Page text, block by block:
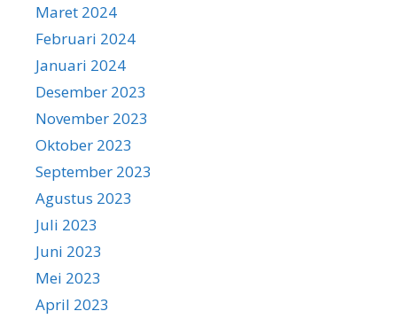
Maret 2024
Februari 2024
Januari 2024
Desember 2023
November 2023
Oktober 2023
September 2023
Agustus 2023
Juli 2023
Juni 2023
Mei 2023
April 2023